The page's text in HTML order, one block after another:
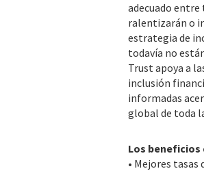
adecuado entre
ralentizarán o
estrategia de
todavía no
Trust apoya a
inclusión
informadas
global de toda
Los beneficios
• Mejores